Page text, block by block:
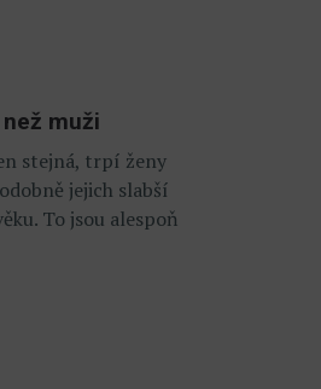
muži
stejná, trpí ženy
jejich slabší
To jsou alespoň